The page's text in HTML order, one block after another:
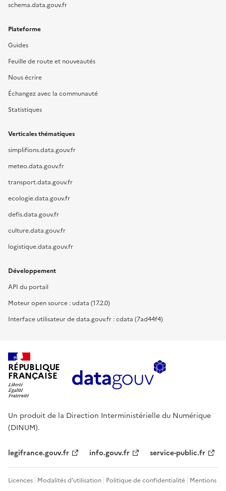
schema.data.gouv.fr
Plateforme
Guides
Feuille de route et nouveautés
Nous écrire
Échangez avec la communauté
Statistiques
Verticales thématiques
simplifions.data.gouv.fr
meteo.data.gouv.fr
transport.data.gouv.fr
ecologie.data.gouv.fr
defis.data.gouv.fr
culture.data.gouv.fr
logistique.data.gouv.fr
Développement
API du portail
Moteur open source : udata (17.2.0)
Interface utilisateur de data.gouv.fr : cdata (7ad44f4)
RÉPUBLIQUE
FRANÇAISE
Un produit de la Direction Interministérielle du Numérique
(DINUM).
legifrance.gouv.fr info.gouv.fr service-public.fr
Licences Modalités d'utilisation Politique de confidentialité Mentions